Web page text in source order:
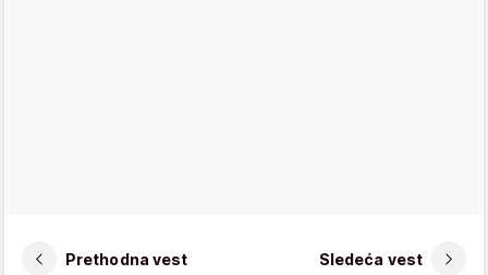
Prethodna vest Sledeća vest